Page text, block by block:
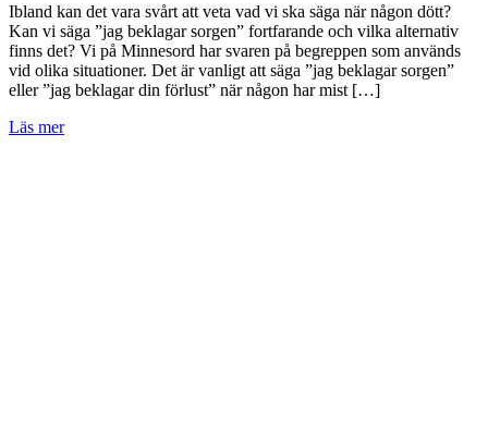
Ibland kan det vara svårt att veta vad vi ska säga när någon dött?
Kan vi säga ”jag beklagar sorgen” fortfarande och vilka alternativ
finns det? Vi på Minnesord har svaren på begreppen som används
vid olika situationer. Det är vanligt att säga ”jag beklagar sorgen”
eller ”jag beklagar din förlust” när någon har mist […]
Läs mer